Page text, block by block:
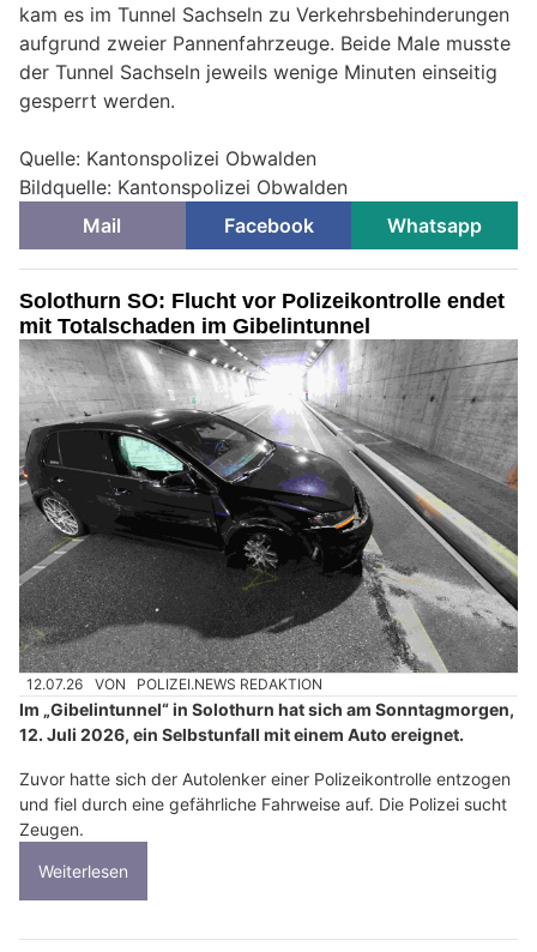
kam es im Tunnel Sachseln zu Verkehrsbehinderungen
aufgrund zweier Pannenfahrzeuge. Beide Male musste
der Tunnel Sachseln jeweils wenige Minuten einseitig
gesperrt werden.
Quelle: Kantonspolizei Obwalden
Bildquelle: Kantonspolizei Obwalden
Mail
Facebook Whatsapp
Solothurn SO: Flucht vor Polizeikontrolle endet
mit Totalschaden im Gibelintunnel
12.07.26 VON POLIZEI.NEWS REDAKTION
Im „Gibelintunnel“ in Solothurn hat sich am Sonntagmorgen,
12. Juli 2026, ein Selbstunfall mit einem Auto ereignet.
Zuvor hatte sich der Autolenker einer Polizeikontrolle entzogen
und fiel durch eine gefährliche Fahrweise auf. Die Polizei sucht
Zeugen.
Weiterlesen